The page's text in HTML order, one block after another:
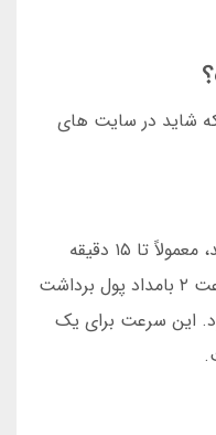
شاید در سایت های
وقتی پول می خواهید برداشت کنید، معمولاً تا ۱۵ دقیقه
واریز می شود. من یک شب در ساعت ۲ بامداد پول برداشت
بود. این سرعت برای یک